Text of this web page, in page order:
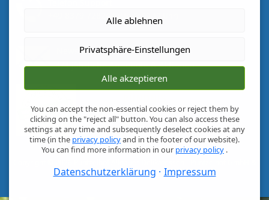
+49 8379 728244
(Mo-Fr 09-17 Uhr)
Newsletter
1/4 jährliche Angebote & Aktionen
Co. KG -Greuth 6 - 87448 Martinszell im Allgäu
Alle ablehnen
Privatsphäre-Einstellungen
Alle akzeptieren
You can accept the non-essential cookies or reject them by
clicking on the "reject all" button. You can also access these
settings at any time and subsequently deselect cookies at any
time (in the privacy policyand in the footer of our website).
You can find more information in our privacy policy .
Datenschutzerklärung Impressum